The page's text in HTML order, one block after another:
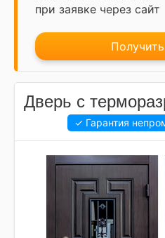
при заявке через сайт
Дверь с
✓ Гарантия